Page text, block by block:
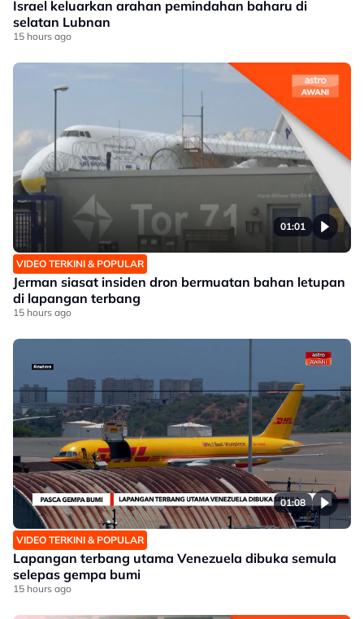
Israel keluarkan arahan pemindahan baharu di
selatan Lubnan
15 hours ago
01:01
VIDEO TERKINI & POPULAR
Jerman siasat insiden dron bermuatan bahan letupan
di lapangan terbang
15 hours ago
01:08
VIDEO TERKINI & POPULAR
Lapangan terbang utama Venezuela dibuka semula
selepas gempa bumi
15 hours ago